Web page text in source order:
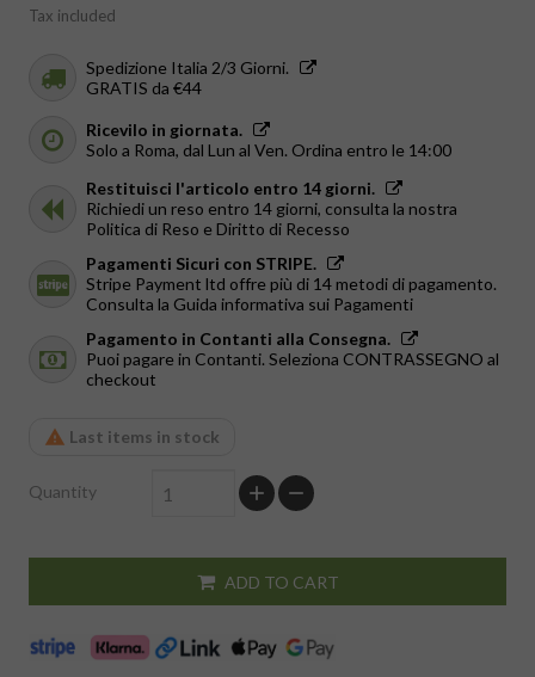
Tax included
Spedizione Italia 2/3 Giorni.
GRATIS da €44
Ricevilo in giornata.
Solo a Roma, dal Lun al Ven. Ordina entro le 14:00
Restituisci l'articolo entro 14 giorni.
Richiedi un reso entro 14 giorni, consulta la nostra
Politica di Reso e Diritto di Recesso
Pagamenti Sicuri con STRIPE.
Stripe Payment ltd offre più di 14 metodi di pagamento.
Consulta la Guida informativa sui Pagamenti
Pagamento in Contanti alla Consegna.
Puoi pagare in Contanti. Seleziona CONTRASSEGNO al
checkout
Last items in stock
Quantity
ADD TO CART